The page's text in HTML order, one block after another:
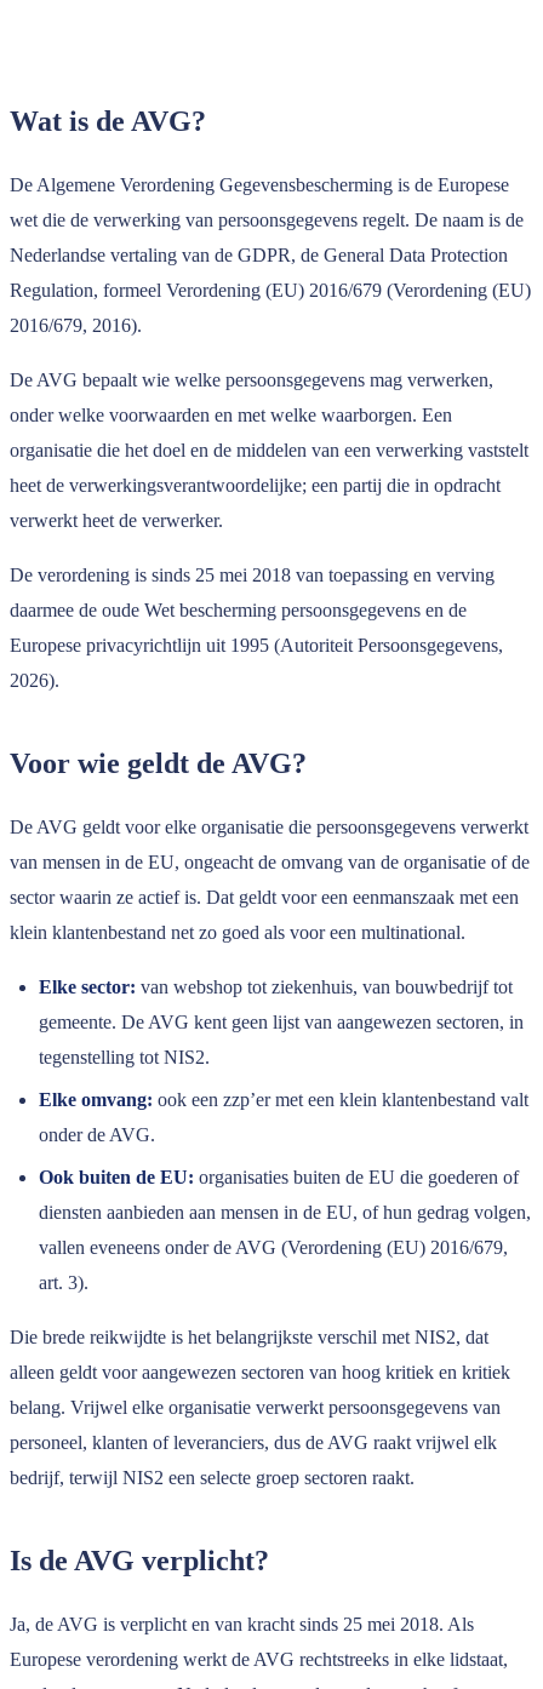
Wat is de AVG?
De Algemene Verordening Gegevensbescherming is de Europese
wet die de verwerking van persoonsgegevens regelt. De naam is de
Nederlandse vertaling van de GDPR, de General Data Protection
Regulation, formeel Verordening (EU) 2016/679 (Verordening (EU)
2016/679, 2016).
De AVG bepaalt wie welke persoonsgegevens mag verwerken,
onder welke voorwaarden en met welke waarborgen. Een
organisatie die het doel en de middelen van een verwerking vaststelt
heet de verwerkingsverantwoordelijke; een partij die in opdracht
verwerkt heet de verwerker.
De verordening is sinds 25 mei 2018 van toepassing en verving
daarmee de oude Wet bescherming persoonsgegevens en de
Europese privacyrichtlijn uit 1995 (Autoriteit Persoonsgegevens,
2026).
Voor wie geldt de AVG?
De AVG geldt voor elke organisatie die persoonsgegevens verwerkt
van mensen in de EU, ongeacht de omvang van de organisatie of de
sector waarin ze actief is. Dat geldt voor een eenmanszaak met een
klein klantenbestand net zo goed als voor een multinational.
Elke sector: van webshop tot ziekenhuis, van bouwbedrijf tot
gemeente. De AVG kent geen lijst van aangewezen sectoren, in
tegenstelling tot NIS2.
Elke omvang: ook een zzp’er met een klein klantenbestand valt
onder de AVG.
Ook buiten de EU: organisaties buiten de EU die goederen of
diensten aanbieden aan mensen in de EU, of hun gedrag volgen,
vallen eveneens onder de AVG (Verordening (EU) 2016/679,
art. 3).
Die brede reikwijdte is het belangrijkste verschil met NIS2, dat
alleen geldt voor aangewezen sectoren van hoog kritiek en kritiek
belang. Vrijwel elke organisatie verwerkt persoonsgegevens van
personeel, klanten of leveranciers, dus de AVG raakt vrijwel elk
bedrijf, terwijl NIS2 een selecte groep sectoren raakt.
Is de AVG verplicht?
Ja, de AVG is verplicht en van kracht sinds 25 mei 2018. Als
Europese verordening werkt de AVG rechtstreeks in elke lidstaat,